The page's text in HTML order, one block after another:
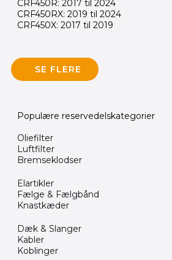
CRF450R: 2017 til 2024
CRF450RX: 2019 til 2024
CRF450X: 2017 til 2019
SE FLERE
Populære reservedelskategorier
Oliefilter
Luftfilter
Bremseklodser
Elartikler
Fælge & Fælgbånd
Knastkæder
Dæk & Slanger
Kabler
Koblinger